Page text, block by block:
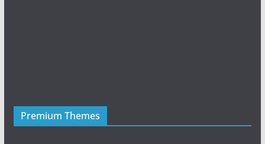
Premium Themes